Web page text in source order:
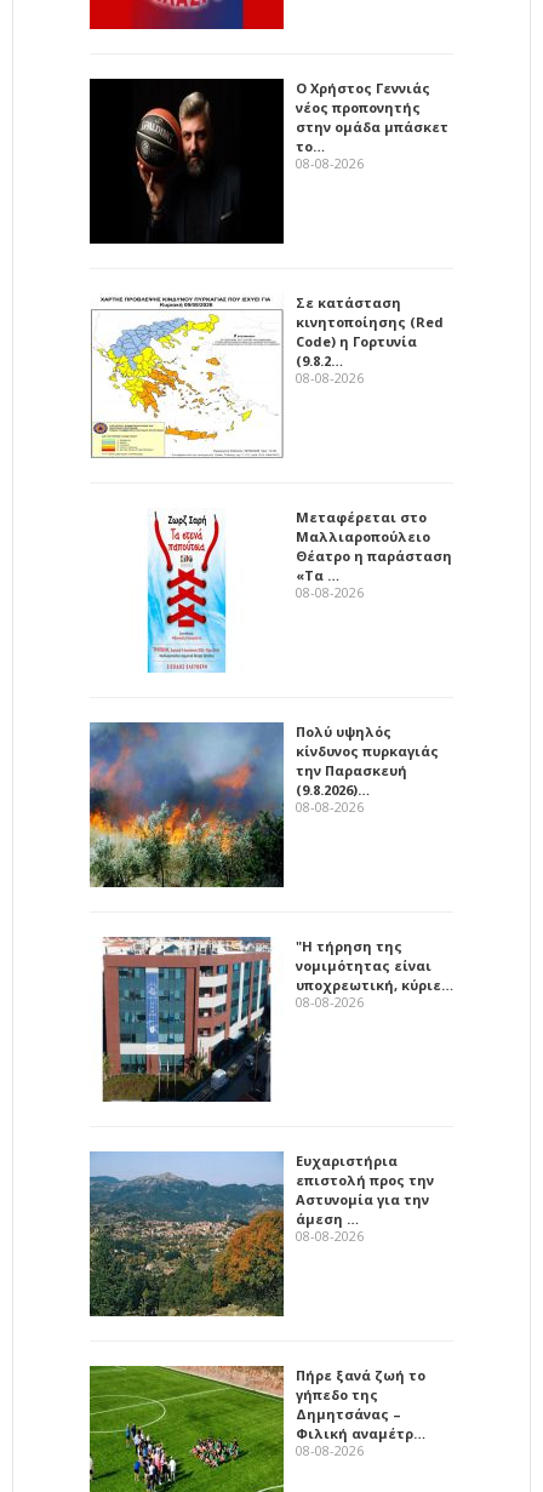
Ο Χρήστος Γεννιάς
νέος προπονητής
στην ομάδα μπάσκετ
το…
08-08-2026
Σε κατάσταση
κινητοποίησης (Red
Code) η Γορτυνία
(9.8.2…
08-08-2026
Μεταφέρεται στο
Μαλλιαροπούλειο
Θέατρο η παράσταση
«Τα …
08-08-2026
Πολύ υψηλός
κίνδυνος πυρκαγιάς
την Παρασκευή
(9.8.2026)…
08-08-2026
"Η τήρηση της
νομιμότητας είναι
υποχρεωτική, κύριε…
08-08-2026
Ευχαριστήρια
επιστολή προς την
Αστυνομία για την
άμεση …
08-08-2026
Πήρε ξανά ζωή το
γήπεδο της
Δημητσάνας –
Φιλική αναμέτρ…
08-08-2026